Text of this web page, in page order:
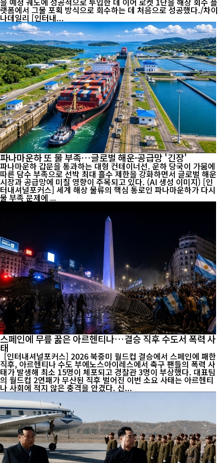
랫폼에서 그물 포획 방식으로 회수하는 데 처음으로 성공했다./차이
나데일리 [인터내...
파나마운하 또 물 부족…글로벌 해운·공급망 '긴장'
파나마운하 갑문을 통과하는 대형 컨테이너선. 운하 당국이 가뭄에
따른 담수 부족으로 선박 최대 흘수 제한을 강화하면서 글로벌 해운
시장과 공급망에 미칠 영향이 주목되고 있다. (AI 생성 이미지) [인
터내셔널포커스] 세계 해상 물류의 핵심 통로인 파나마운하가 다시
물 부족 문제에 ...
스페인에 무릎 꿇은 아르헨티나…결승 직후 수도서 폭력 사
태
[인터내셔널포커스] 2026 북중미 월드컵 결승에서 스페인에 패한
직후, 아르헨티나 수도 부에노스아이레스에서 축구 팬들의 폭력 사
태가 발생해 최소 15명이 체포되고 경찰관 3명이 부상했다. 대표팀
의 월드컵 2연패가 무산된 직후 벌어진 이번 소요 사태는 아르헨티
나 사회에 적지 않은 충격을 안겼다. 신...